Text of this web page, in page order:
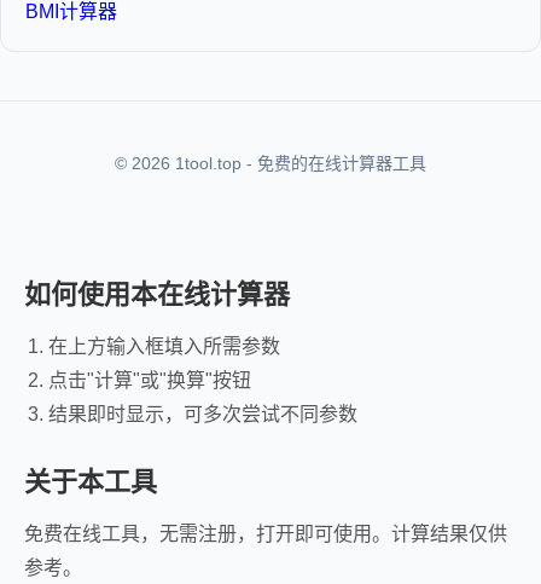
BMI计算器
© 2026 1tool.top - 免费的在线计算器工具
如何使用本在线计算器
在上方输入框填入所需参数
点击"计算"或"换算"按钮
结果即时显示，可多次尝试不同参数
关于本工具
免费在线工具，无需注册，打开即可使用。计算结果仅供
参考。